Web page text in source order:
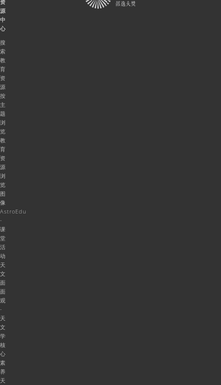
资
源
中
心
搜
索
教
育
资
源
按
主
题
浏
览
教
育
资
源
浏
览
图
像
AstroEdu
-
课
堂
活
动
天
文
面
面
观
-
天
文
学
核
心
素
养
天